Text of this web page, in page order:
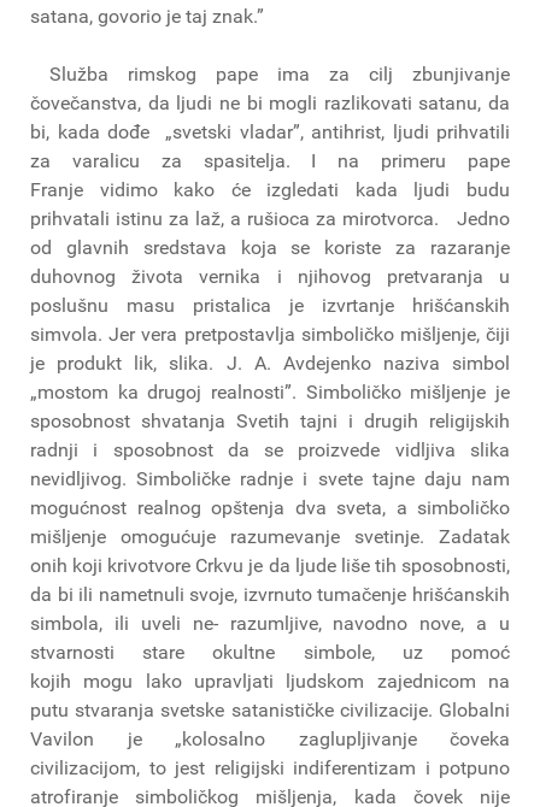
satana, govorio je taj znak.”
Služba rimskog pape ima za cilj zbunjivanje
čovečanstva, da ljudi ne bi mogli razlikovati satanu, da
bi, kada dođe „svetski vladar”, antihrist, ljudi prihvatili
za varalicu za spasitelja. I na primeru pape
Franje vidimo kako će izgledati kada ljudi budu
prihvatali istinu za laž, a rušioca za mirotvorca. Jedno
od glavnih sredstava koja se koriste za razaranje
duhovnog života vernika i njihovog pretvaranja u
poslušnu masu pristalica je izvrtanje hrišćanskih
simvola. Jer vera pretpostavlja simboličko mišljenje, čiji
je produkt lik, slika. J. A. Avdejenko naziva simbol
„mostom ka drugoj realnosti”. Simboličko mišljenje je
sposobnost shvatanja Svetih tajni i drugih religijskih
radnji i sposobnost da se proizvede vidljiva slika
nevidljivog. Simboličke radnje i svete tajne daju nam
mogućnost realnog opštenja dva sveta, a simboličko
mišljenje omogućuje razumevanje svetinje. Zadatak
onih koji krivotvore Crkvu je da ljude liše tih sposobnosti,
da bi ili nametnuli svoje, izvrnuto tumačenje hrišćanskih
simbola, ili uveli ne- razumljive, navodno nove, a u
stvarnosti stare okultne simbole, uz pomoć
kojih mogu lako upravljati ljudskom zajednicom na
putu stvaranja svetske satanističke civilizacije. Globalni
Vavilon je „kolosalno zaglupljivanje čoveka
civilizacijom, to jest religijski indiferentizam i potpuno
atrofiranje simboličkog mišljenja, kada čovek nije